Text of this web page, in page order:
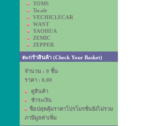
TOMS
Tscale
VECHICLECAR
WANT
YAOHUA
ZEMIC
ZEPPER
ตะกร้าสินค้า (Check Your Basket)
จำนวน : 0 ชิ้น
ราคา : 0.00
ดูสินค้า
ชำระเงิน
ช็อปสุดคุ้มราคาโปรโมรชั่นยังไม่รวม
ภาษีมูลค่าเพิ่ม